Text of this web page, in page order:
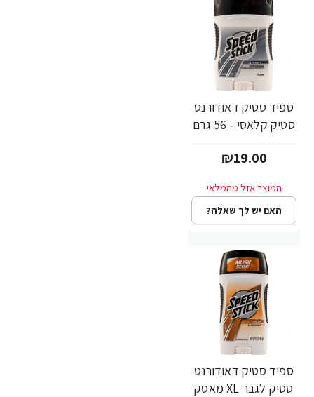
ספיד סטיק דאודורנט
סטיק קלאסי - 56 גרם
₪19.00
האם יש לך שאלה?
ספיד סטיק דאודורנט
סטיק לגבר XL מאסק